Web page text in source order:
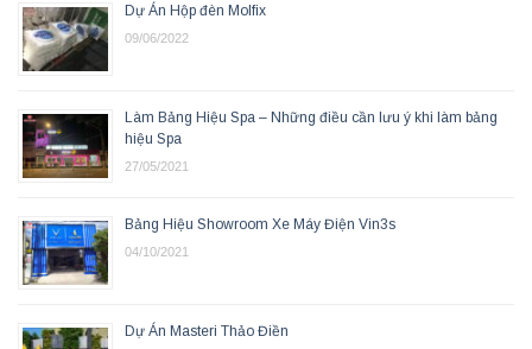
Dự Án Hộp đèn Molfix
09/06/2022
Làm Bảng Hiệu Spa – Những điều cần lưu ý khi làm bảng
hiệu Spa
27/05/2021
Bảng Hiệu Showroom Xe Máy Điện Vin3s
04/10/2021
Dự Án Masteri Thảo Điền